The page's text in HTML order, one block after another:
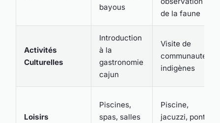
bayous
de la faune
Activités
Culturelles
Introduction
à la
gastronomie
cajun
Visite de
communautés
indigènes
Loisirs
Piscines,
spas, salles
Piscine,
jacuzzi, pont